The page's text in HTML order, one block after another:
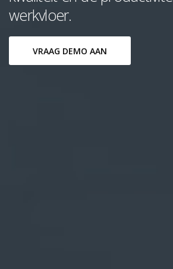
werkvloer.
VRAAG DEMO AAN